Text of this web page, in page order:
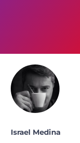
Israel Medina